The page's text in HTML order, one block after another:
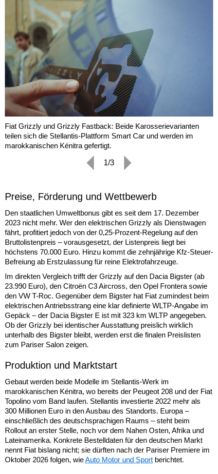
Fiat Grizzly und Grizzly Fastback: Beide Karosserievarianten
teilen sich die Stellantis-Plattform Smart Car und werden im
marokkanischen Kénitra gefertigt.
1/3
Preise, Förderung und Wettbewerb
Den staatlichen Umweltbonus gibt es seit dem 17. Dezember
2023 nicht mehr. Wer den elektrischen Grizzly als Dienstwagen
fährt, profitiert jedoch von der 0,25-Prozent-Regelung auf den
Bruttolistenpreis – vorausgesetzt, der Listenpreis liegt bei
höchstens 70.000 Euro. Hinzu kommt die zehnjährige Kfz-Steuer-
Befreiung ab Erstzulassung für reine Elektrofahrzeuge.
Im direkten Vergleich trifft der Grizzly auf den Dacia Bigster (ab
23.990 Euro), den Citroën C3 Aircross, den Opel Frontera sowie
den VW T-Roc. Gegenüber dem Bigster hat Fiat zumindest beim
elektrischen Antriebsstrang eine klar definierte WLTP-Angabe im
Gepäck – der Dacia Bigster E ist mit 323 km WLTP angegeben.
Ob der Grizzly bei identischer Ausstattung preislich wirklich
unterhalb des Bigster bleibt, werden erst die finalen Preislisten
zum Pariser Salon zeigen.
Produktion und Marktstart
Gebaut werden beide Modelle im Stellantis-Werk im
marokkanischen Kénitra, wo bereits der Peugeot 208 und der Fiat
Topolino vom Band laufen. Stellantis investierte 2022 mehr als
300 Millionen Euro in den Ausbau des Standorts. Europa –
einschließlich des deutschsprachigen Raums – steht beim
Rollout an erster Stelle, noch vor dem Nahen Osten, Afrika und
Lateinamerika. Konkrete Bestelldaten für den deutschen Markt
nennt Fiat bislang nicht; sie dürften nach der Pariser Premiere im
Oktober 2026 folgen, wieAuto Motor und Sport berichtet.